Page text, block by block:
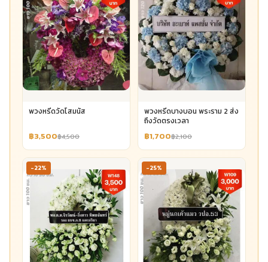
พวงหรีดวัดโสมนัส
฿3,500฿4,500
พวงหรีดบางบอน พระราม 2 ส่ง
ถึงวัดตรงเวลา
฿1,700฿2,100
-22% -25%